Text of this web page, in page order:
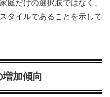
庭だけの選択肢ではなく、
タイルであることを示して
加傾向